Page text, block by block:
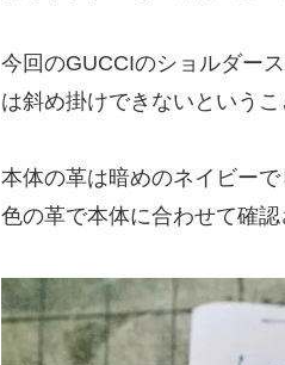
今回のGUCCIのショルダー
は斜め掛けできないという
本体の革は暗めのネイビー
色の革で本体に合わせて確